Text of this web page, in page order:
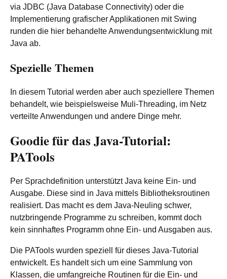
via JDBC (Java Database Connectivity) oder die
Implementierung grafischer Applikationen mit Swing
runden die hier behandelte Anwendungsentwicklung mit
Java ab.
Spezielle Themen
In diesem Tutorial werden aber auch speziellere Themen
behandelt, wie beispielsweise Muli-Threading, im Netz
verteilte Anwendungen und andere Dinge mehr.
Goodie für das Java-Tutorial:
PATools
Per Sprachdefinition unterstützt Java keine Ein- und
Ausgabe. Diese sind in Java mittels Bibliotheksroutinen
realisiert. Das macht es dem Java-Neuling schwer,
nutzbringende Programme zu schreiben, kommt doch
kein sinnhaftes Programm ohne Ein- und Ausgaben aus.
Die PATools wurden speziell für dieses Java-Tutorial
entwickelt. Es handelt sich um eine Sammlung von
Klassen, die umfangreiche Routinen für die Ein- und